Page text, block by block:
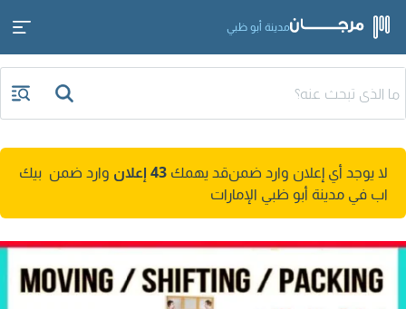
مدينة أبو ظبي
لا يوجد أي إعلان وارد ضمنقد يهمك 43 إعلان
وارد ضمن بيك
اب في مدينة أبو ظبي الإمارات